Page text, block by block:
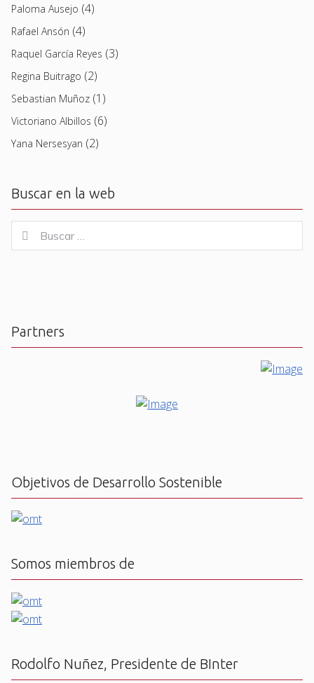
Paloma Ausejo (4)
Rafael Ansón (4)
Raquel García Reyes (3)
Regina Buitrago (2)
Sebastian Muñoz (1)
Victoriano Albillos (6)
Yana Nersesyan (2)
Buscar en la web
for:
Buscar
Partners
Objetivos de Desarrollo Sostenible
Somos miembros de
Rodolfo Nuñez, Presidente de BInter